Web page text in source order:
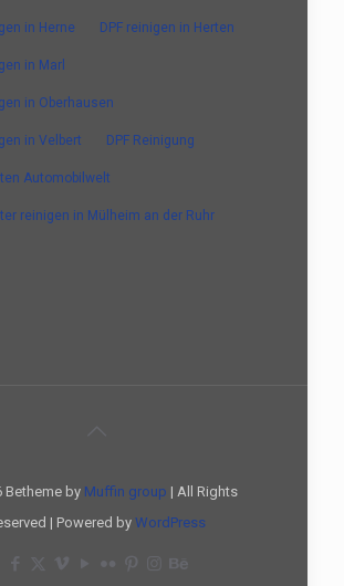
in Herne DPF reinigen in Herten
in Marl
in Oberhausen
in Velbert DPF Reinigung
Automobilwelt
reinigen in Mülheim an der Ruhr
Betheme by Muffin group | All Rights
| Powered by WordPress